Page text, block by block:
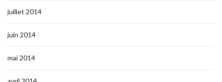
juillet 2014
juin 2014
mai 2014